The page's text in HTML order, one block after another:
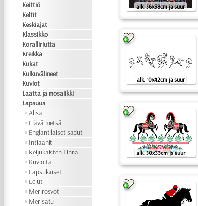
Keittiö
Keltit
Keskiajat
Klassikko
Koralliriutta
Kreikka
Kukat
Kulkuvälineet
Kuviot
Laatta ja mosaiikki
Lapsuus
Alisa
Elävä metsä
Englantilaiset sadut
Intiaanit
Keijukaisten Linna
Kuvioita
Lapsukaiset
Lelut
Merirosvot
Merisatu
alk. 56x38cm ja suur
alk. 10x42cm ja suur
alk. 50x33cm ja suur